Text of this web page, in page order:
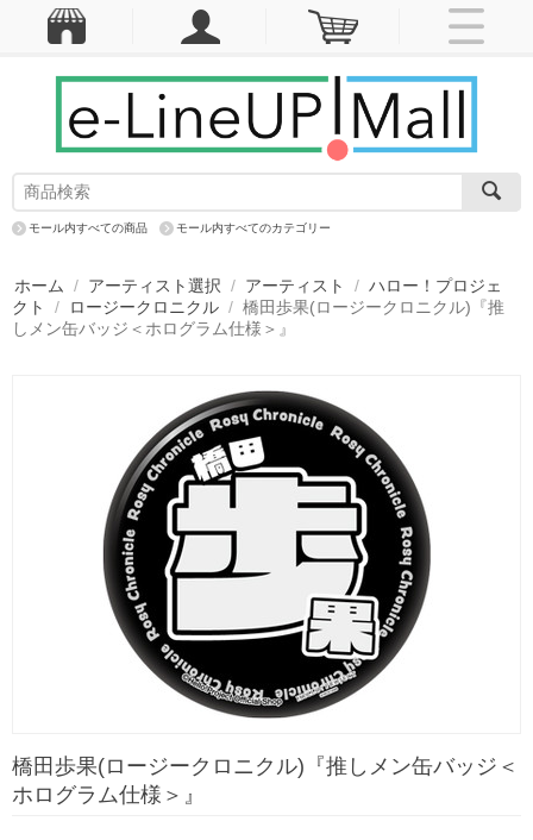
モール内すべての商品 モール内すべてのカテゴリー
ホーム / アーティスト選択 / アーティスト / ハロー！プロジェ
クト
/ ロージークロニクル / 橋田歩果(ロージークロニクル)『推
しメン缶バッジ＜ホログラム仕様＞』
橋田歩果(ロージークロニクル)『推しメン缶バッジ＜
ホログラム仕様＞』